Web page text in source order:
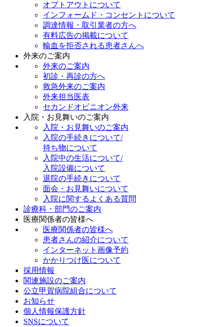
オプトアウトについて
インフォームド・コンセントについて
調達情報・取引業者の方へ
有料広告の掲載について
輸血を拒否される患者さんへ
外来のご案内
外来のご案内
初診・再診の方へ
救急外来のご案内
外来担当医表
セカンドオピニオン外来
入院・お見舞いのご案内
入院・お見舞いのご案内
入院の手続きについて/
持ち物について
入院中の生活について/
入院設備について
退院の手続きについて
面会・お見舞いについて
入院に関するよくある質問
診療科・部門のご案内
医療関係者の皆様へ
医療関係者の皆様へ
患者さんの紹介について
インターネット画像予約
かかりつけ医について
採用情報
関連施設のご案内
公立甲賀病院組合について
お知らせ
個人情報保護方針
SNSについて